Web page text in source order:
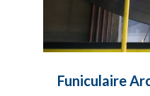
Funiculaire